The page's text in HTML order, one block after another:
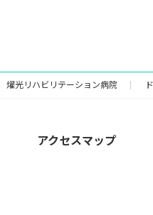
燿光リハビリテーション病院
アクセスマップ